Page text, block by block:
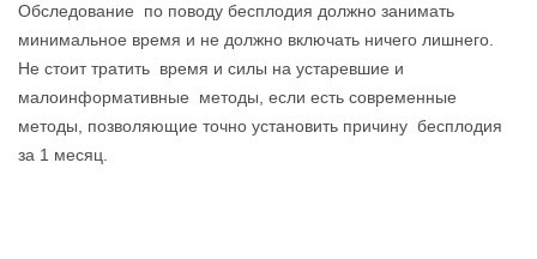
Обследование по поводу бесплодия должно занимать
минимальное время и не должно включать ничего лишнего.
Не стоит тратить время и силы на устаревшие и
малоинформативные методы, если есть современные
методы, позволяющие точно установить причину бесплодия
за 1 месяц.